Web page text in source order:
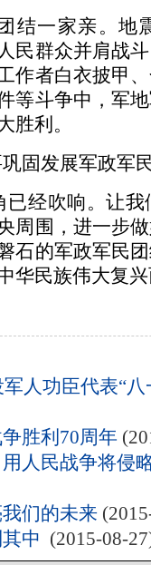
结一家亲。地
民群众并肩战
作者白衣披甲
等斗争中，军
胜利。
固发展军政军
经吹响。让
周围，进一步
石的军政军民
华民族伟大复
人功臣代表“八
胜利70周年
人民战争将侵
们的未来
中 (2015-08-